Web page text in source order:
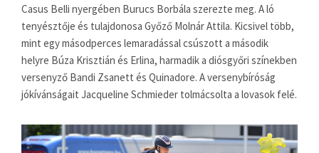
Casus Belli nyergében Burucs Borbála szerezte meg. A ló
tenyésztője és tulajdonosa Győző Molnár Attila. Kicsivel több,
mint egy másodperces lemaradással csúszott a második
helyre Búza Krisztián és Erlina, harmadik a diósgyőri színekben
versenyző Bandi Zsanett és Quinadore. A versenybíróság
jókívánságait Jacqueline Schmieder tolmácsolta a lovasok felé.